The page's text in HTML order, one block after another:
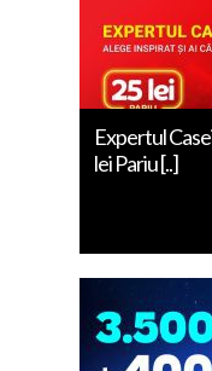
Expertul
lei Pariu [..]